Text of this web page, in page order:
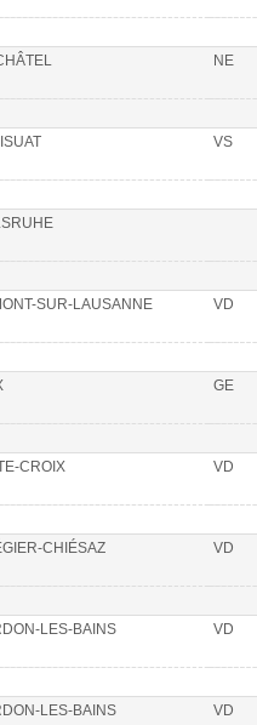
NE
VS
SUR-LAUSANNE VD
GE
CROIX VD
CHIÉSAZ VD
LES-BAINS VD
LES-BAINS VD